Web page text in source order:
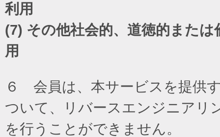
利用
(7) その他社会的、道徳的また
用
６ 会員は、本サービスを提供
ついて、リバースエンジニアリ
を行うことができません。